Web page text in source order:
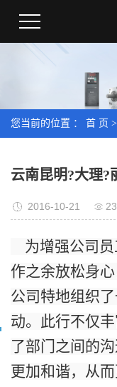
您当前的位置 ： 首 页 >
云南昆明?大理?
2016-10-21
为增强公司员
作之余放松身
公司特地组织
动。此行不仅
了部门之间的
更加和谐，从